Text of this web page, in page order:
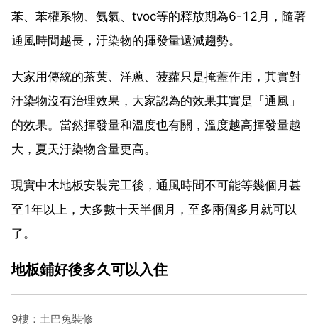
苯、苯權系物、氨氣、tvoc等的釋放期為6-12月，隨著
通風時間越長，汙染物的揮發量遞減趨勢。
大家用傳統的茶葉、洋蔥、菠蘿只是掩蓋作用，其實對
汙染物沒有治理效果，大家認為的效果其實是「通風」
的效果。當然揮發量和溫度也有關，溫度越高揮發量越
大，夏天汙染物含量更高。
現實中木地板安裝完工後，通風時間不可能等幾個月甚
至1年以上，大多數十天半個月，至多兩個多月就可以
了。
地板鋪好後多久可以入住
9樓：土巴兔裝修